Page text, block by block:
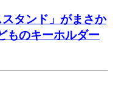
スタンド」がまさか
ものキーホルダー